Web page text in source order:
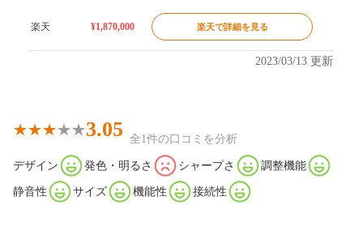
楽天 ¥1,870,000 楽天で詳細を見る
2023/03/13 更新
3.05 全1件の口コミを分析
デザイン 発色・明るさ シャープさ 調整機能
静音性 サイズ 機能性 接続性